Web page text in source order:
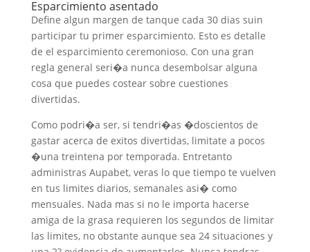
Esparcimiento asentado
Define algun margen de tanque cada 30 dias suin
participar tu primer esparcimiento. Esto es detalle
de el esparcimiento ceremonioso. Con una gran
regla general seri�a nunca desembolsar alguna
cosa que puedes costear sobre cuestiones
divertidas.
Como podri�a ser, si tendri�as �doscientos de
gastar acerca de exitos divertidas, limitate a pocos
�una treintena por temporada. Entretanto
administras Aupabet, veras lo que tiempo te vuelven
en tus limites diarios, semanales asi� como
mensuales. Nada mas si no le importa hacerse
amiga de la grasa requieren los segundos de limitar
las limites, no obstante aunque sea 24 situaciones y